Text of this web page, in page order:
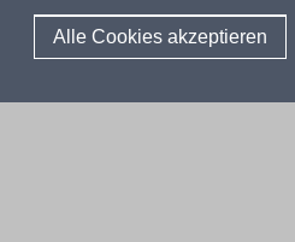
Alle Cookies akzeptieren
Ergebnisberichte
© 2026 Standardsicherung
Fußzeile
Impressum Datenschutzerklärung